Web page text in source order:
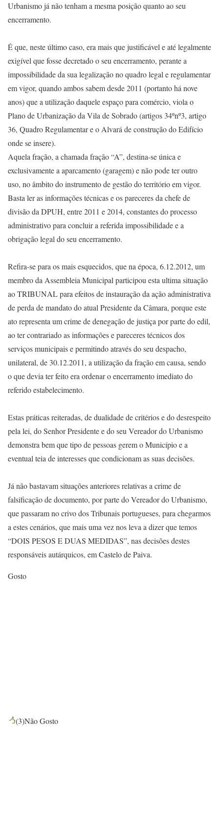
Urbanismo já não tenham a mesma posição quanto ao seu
encerramento.
É que, neste último caso, era mais que justificável e até legalmente
exigível que fosse decretado o seu encerramento, perante a
impossibilidade da sua legalização no quadro legal e regulamentar
em vigor, quando ambos sabem desde 2011 (portanto há nove
anos) que a utilização daquele espaço para comércio, viola o
Plano de Urbanização da Vila de Sobrado (artigos 34ºnº3, artigo
36, Quadro Regulamentar e o Alvará de construção do Edifício
onde se insere).
Aquela fração, a chamada fração “A”, destina-se única e
exclusivamente a aparcamento (garagem) e não pode ter outro
uso, no âmbito do instrumento de gestão do território em vigor.
Basta ler as informações técnicas e os pareceres da chefe de
divisão da DPUH, entre 2011 e 2014, constantes do processo
administrativo para concluir a referida impossibilidade e a
obrigação legal do seu encerramento.
Refira-se para os mais esquecidos, que na época, 6.12.2012, um
membro da Assembleia Municipal participou esta ultima situação
ao TRIBUNAL para efeitos de instauração da ação administrativa
de perda de mandato do atual Presidente da Câmara, porque este
ato representa um crime de denegação de justiça por parte do edil,
ao ter contrariado as informações e pareceres técnicos dos
serviços municipais e permitindo através do seu despacho,
unilateral, de 30.12.2011, a utilização da fração em causa, sendo
o que devia ter feito era ordenar o encerramento imediato do
referido estabelecimento.
Estas práticas reiteradas, de dualidade de critérios e do desrespeito
pela lei, do Senhor Presidente e do seu Vereador do Urbanismo
demonstra bem que tipo de pessoas gerem o Município e a
eventual teia de interesses que condicionam as suas decisões.
Já não bastavam situações anteriores relativas a crime de
falsificação de documento, por parte do Vereador do Urbanismo,
que passaram no crivo dos Tribunais portugueses, para chegarmos
a estes cenários, que mais uma vez nos leva a dizer que temos
“DOIS PESOS E DUAS MEDIDAS”, nas decisões destes
responsáveis autárquicos, em Castelo de Paiva.
Gosto
(3)Não Gosto